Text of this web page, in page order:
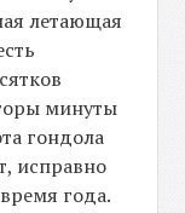
летающая
минуты
гондола
исправно
года.